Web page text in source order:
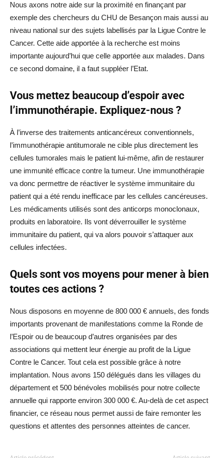
Nous axons notre aide sur la proximité en finançant par
exemple des chercheurs du CHU de Besançon mais aussi au
niveau national sur des sujets labellisés par la Ligue Contre le
Cancer. Cette aide apportée à la recherche est moins
importante aujourd’hui que celle apportée aux malades. Dans
ce second domaine, il a faut suppléer l’Etat.
Vous mettez beaucoup d’espoir avec
l’immunothérapie. Expliquez-nous ?
À l’inverse des traitements anticancéreux conventionnels,
l’immunothérapie antitumorale ne cible plus directement les
cellules tumorales mais le patient lui-même, afin de restaurer
une immunité efficace contre la tumeur. Une immunothérapie
va donc permettre de réactiver le système immunitaire du
patient qui a été rendu inefficace par les cellules cancéreuses.
Les médicaments utilisés sont des anticorps monoclonaux,
produits en laboratoire. Ils vont déverrouiller le système
immunitaire du patient, qui va alors pouvoir s’attaquer aux
cellules infectées.
Quels sont vos moyens pour mener à bien
toutes ces actions ?
Nous disposons en moyenne de 800 000 € annuels, des fonds
importants provenant de manifestations comme la Ronde de
l’Espoir ou de beaucoup d’autres organisées par des
associations qui mettent leur énergie au profit de la Ligue
Contre le Cancer. Tout cela est possible grâce à notre
implantation. Nous avons 150 délégués dans les villages du
département et 500 bénévoles mobilisés pour notre collecte
annuelle qui rapporte environ 300 000 €. Au-delà de cet aspect
financier, ce réseau nous permet aussi de faire remonter les
questions et attentes des personnes atteintes de cancer.